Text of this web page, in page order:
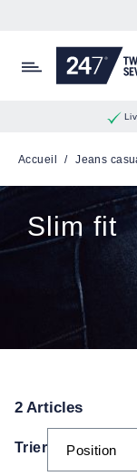
Accueil / Jeans
Slim fit
2 Articles
Trier